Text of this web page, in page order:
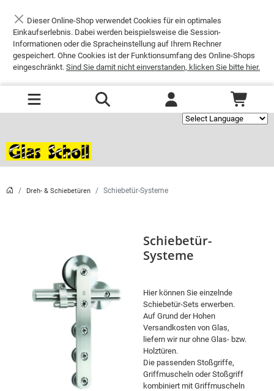
Schließen
Dieser Online-Shop verwendet Cookies für ein optimales
Einkaufserlebnis. Dabei werden beispielsweise die Session-
Informationen oder die Spracheinstellung auf Ihrem Rechner
gespeichert. Ohne Cookies ist der Funktionsumfang des Online-Shops
eingeschränkt. Sind Sie damit nicht einverstanden, klicken Sie bitte hier.
Dreh- & Schiebetüren Schiebetür-Systeme
Schiebetür-
Systeme
Hier können Sie einzelnde
Schiebetür-Sets erwerben.
Auf Grund der Hohen
Versandkosten von Glas,
liefern wir nur ohne Glas- bzw.
Holztüren.
Die passenden Stoßgriffe,
Griffmuscheln oder Stoßgriff
kombiniert mit Griffmuscheln